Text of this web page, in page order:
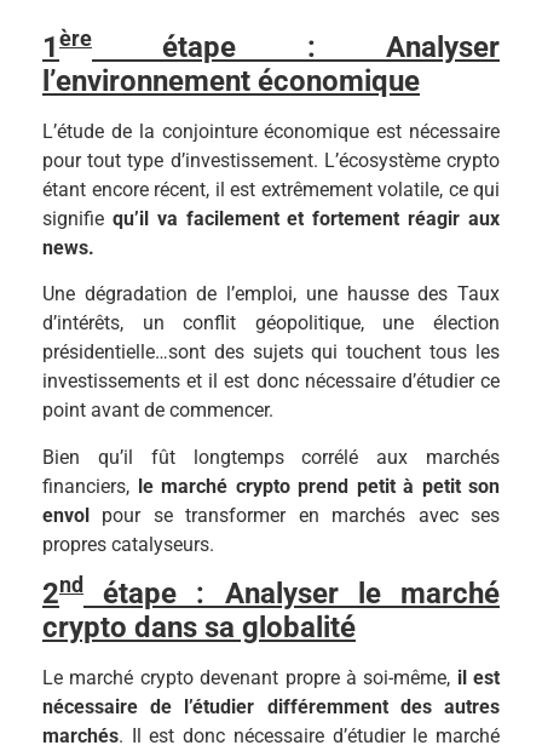
1ère
étape : Analyser
l’environnement économique
L’étude de la conjointure économique est nécessaire
pour tout type d’investissement. L’écosystème crypto
étant encore récent, il est extrêmement volatile, ce qui
signifie qu’il va facilement et fortement réagir aux
news.
Une dégradation de l’emploi, une hausse des Taux
d’intérêts, un conflit géopolitique, une élection
présidentielle…sont des sujets qui touchent tous les
investissements et il est donc nécessaire d’étudier ce
point avant de commencer.
Bien qu’il fût longtemps corrélé aux marchés
financiers, le marché crypto prend petit à petit son
envol pour se transformer en marchés avec ses
propres catalyseurs.
2nd
étape : Analyser le marché
crypto dans sa globalité
Le marché crypto devenant propre à soi-même, il est
nécessaire de l’étudier différemment des autres
marchés. Il est donc nécessaire d’étudier le marché